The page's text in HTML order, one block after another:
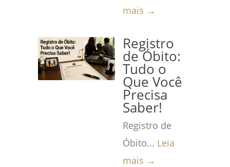
mais →
Registro
de Óbito:
Tudo o
Que Você
Precisa
Saber!
Registro de
Óbito... Leia
mais →